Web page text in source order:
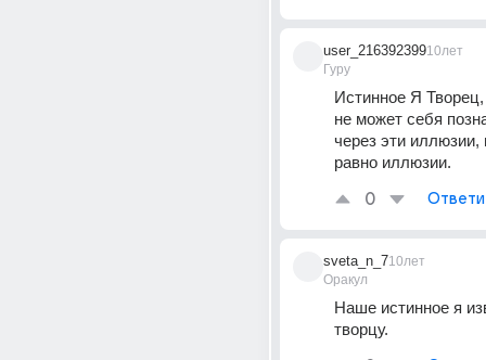
user_216392399
Гуру
10лет
Истинное Я
не может себя
через эти иллюзии,
равно иллюзии.
0
sveta_n_7
Оракул
10лет
Наше истинное я
творцу.